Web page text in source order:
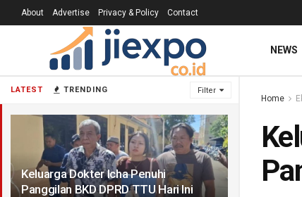
LATEST TRENDING Filter
Keluarga Dokter Icha Penuhi
Panggilan BKD DPRD TTU Hari Ini
About Advertise Privacy & Policy Contact
NEWS
Home